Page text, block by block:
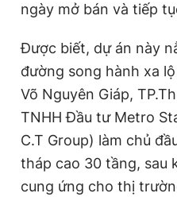
Đặt báo Quảng cáo
Tổng biên tập: Nguyễn Ngọc
Phó tổng biên tập thường trực:
Phó tổng biên tập: Lâm Hiếu
Phó tổng biên tập: Trần Việt
Giấy phép xuất bản số 110/GP
© 2003-2026 Bản quyền
chép dưới mọi hình thức nếu
ngày mở bán và tiếp
Được biết, dự án này
đường song hành xa
Võ Nguyên Giáp,
TNHH Đầu tư Metro
C.T Group) làm chủ
tháp cao 30 tầng, sau
cung ứng cho thị